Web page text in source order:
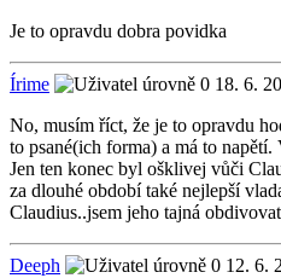
Je to opravdu dobra povidka
Írime
18. 6.
No, musím říct, že je to opravdu
to psané(ich forma) a má to napětí.
Jen ten konec byl ošklivej vůči
za dlouhé období také nejlepší
Claudius..jsem jeho tajná
Deeph
12. 6.